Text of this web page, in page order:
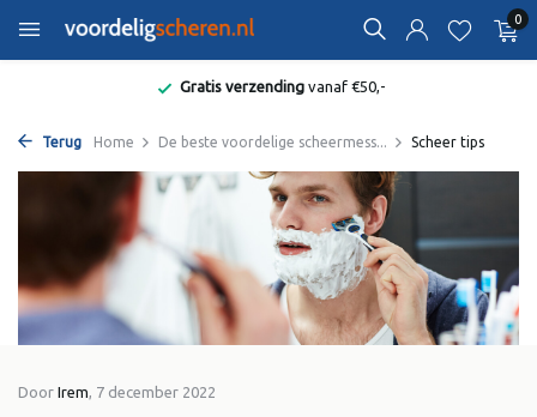
0
Gratis verzendingvanaf €50,-
Terug Home De beste voordelige scheermess... Scheer tips
Door Irem, 7 december 2022